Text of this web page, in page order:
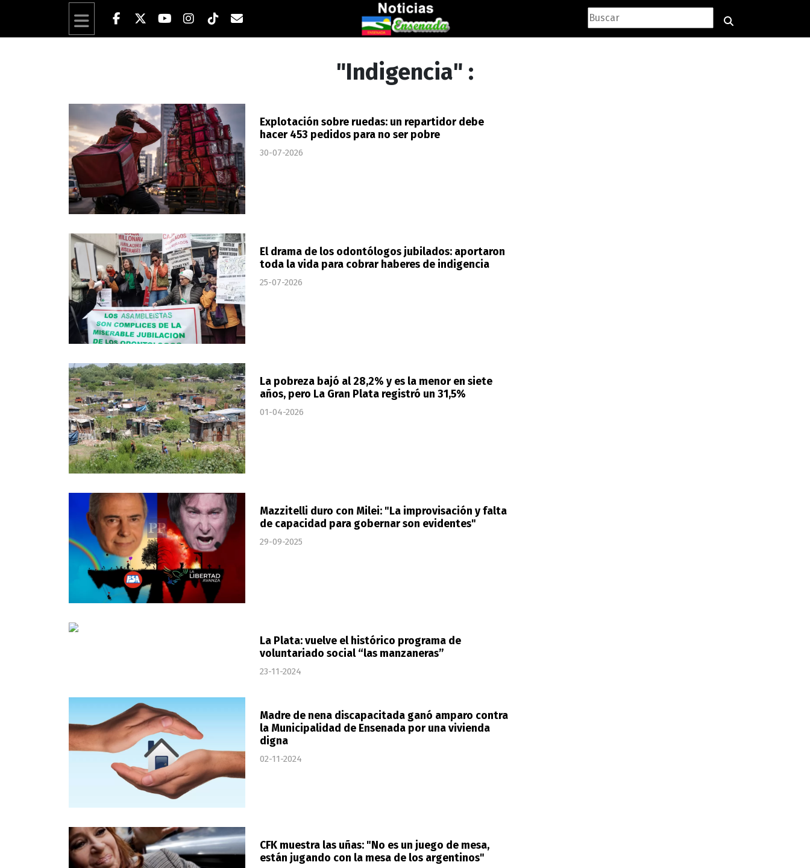
"Indigencia" :
Explotación sobre ruedas: un repartidor debe
hacer 453 pedidos para no ser pobre
30-07-2026
El drama de los odontólogos jubilados: aportaron
toda la vida para cobrar haberes de indigencia
25-07-2026
La pobreza bajó al 28,2% y es la menor en siete
años, pero La Gran Plata registró un 31,5%
01-04-2026
Mazzitelli duro con Milei: "La improvisación y falta
de capacidad para gobernar son evidentes"
29-09-2025
La Plata: vuelve el histórico programa de
voluntariado social “las manzaneras”
23-11-2024
Madre de nena discapacitada ganó amparo contra
la Municipalidad de Ensenada por una vivienda
digna
02-11-2024
CFK muestra las uñas: "No es un juego de mesa,
están jugando con la mesa de los argentinos"